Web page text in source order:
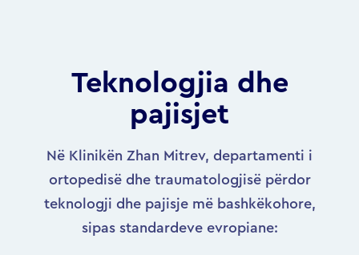
Teknologjia dhe
pajisjet
Në Klinikën Zhan Mitrev, departamenti i
ortopedisë dhe traumatologjisë përdor
teknologji dhe pajisje më bashkëkohore,
sipas standardeve evropiane: